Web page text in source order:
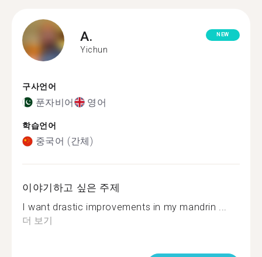
A.
Yichun
NEW
구사언어
푼자비어 영어
학습언어
중국어 (간체)
이야기하고 싶은 주제
I want drastic improvements in my mandrin ...
더 보기